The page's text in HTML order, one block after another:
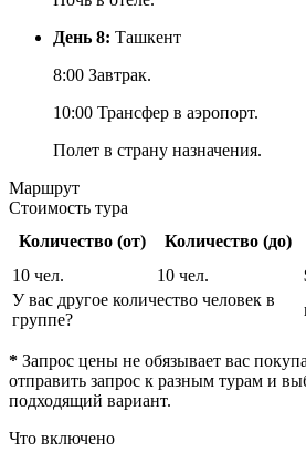
День 8: Ташкент
8:00 Завтрак.
10:00 Трансфер в аэропорт.
Полет в страну назначения.
Маршрут
Стоимость тура
Количество (от)
Количество (до)
10 чел.
10 чел.
У вас другое количество человек в
группе?
* Запрос цены не обязывает вас
отправить запрос к разным турам и
подходящий вариант.
Что включено